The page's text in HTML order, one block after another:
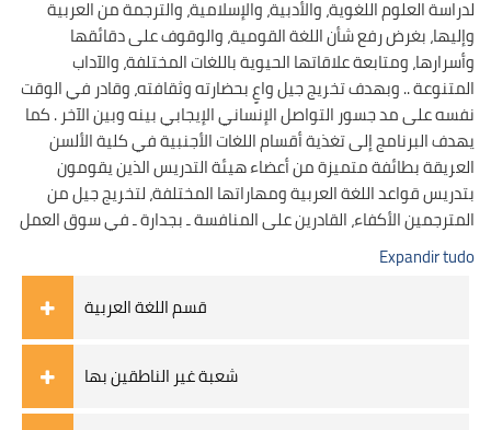
لدراسة العلوم اللغوية، والأدبية، والإسلامية، والترجمة من العربية
وإليها، بغرض رفع شأن اللغة القومية، والوقوف على دقائقها
وأسرارها، ومتابعة علاقاتها الحيوية باللغات المختلفة، والآداب
المتنوعة .. وبهدف تخريج جيل واعٍ بحضارته وثقافته، وقادر في الوقت
نفسه على مد جسور التواصل الإنساني الإيجابي بينه وبين الآخر . كما
يهدف البرنامج إلى تغذية أقسام اللغات الأجنبية في كلية الألسن
العريقة بطائفة متميزة من أعضاء هيئة التدريس الذين يقومون
بتدريس قواعد اللغة العربية ومهاراتها المختلفة، لتخريج جيل من
المترجمين الأكفاء، القادرين على المنافسة ـ بجدارة ـ في سوق العمل
Expandir tudo
قسم اللغة العربية
شعبة غير الناطقين بها